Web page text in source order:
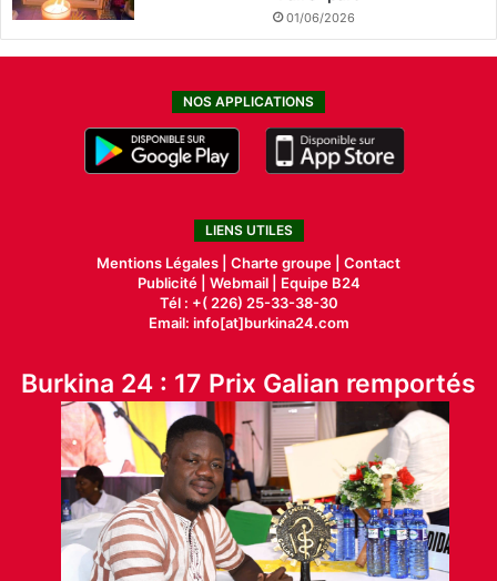
01/06/2026
NOS APPLICATIONS
LIENS UTILES
Mentions Légales | Charte groupe | Contact
Publicité| Webmail |
Equipe B24
Tél : +( 226) 25-33-38-30
Email: info[at]burkina24.com
Burkina 24 : 17 Prix Galian remportés